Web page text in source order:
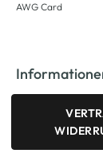
AWG Card